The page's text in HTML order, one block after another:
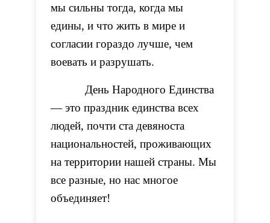
мы сильны тогда, когда мы
едины, и что жить в мире и
согласии гораздо лучше, чем
воевать и разрушать.
День Народного Единства
— это праздник единства всех
людей, почти ста девяноста
национальностей, проживающих
на территории нашей страны. Мы
все разные, но нас многое
объединяет!